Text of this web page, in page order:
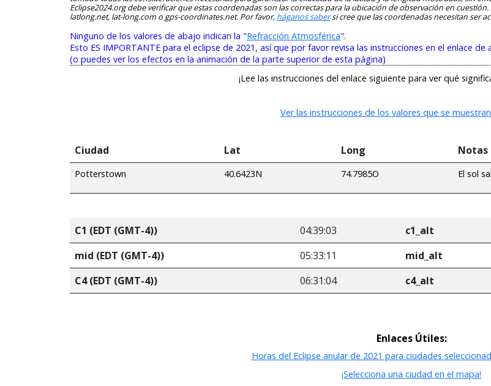
Eclipse2024.org debe verificar que estas coordenadas son las correctas para la ubicación de observación en
latlong.net, lat-long.com o gps-coordinates.net. Por favor, háganos sabersi cree que las coordenadas necesitan ser
Ninguno de los valores de abajo indican la "Refracción Atmosférica".
Esto ES IMPORTANTE para el eclipse de 2021, así que por favor revisa las instrucciones en el enlace de
(o puedes ver los efectos en la animación de la parte superior de esta página)
¡Lee las instrucciones del enlace siguiente para ver qué
Ver las instrucciones de los valores que se
Ciudad Lat Long Notas
Potterstown 40.6423N 74.7985O El sol
C1 (EDT (GMT-4)) 04:39:03 c1_alt
mid (EDT (GMT-4))
05:33:11 mid_alt
C4 (EDT (GMT-4))
06:31:04 c4_alt
Enlaces Útiles:
Horas del Eclipse anular de 2021 para ciudades
¡Selecciona una ciudad en el mapa!